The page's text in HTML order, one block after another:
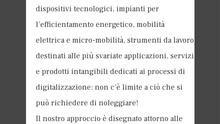
dispositivi tecnologici, impianti per
l’efficientamento energetico, mobilità
elettrica e micro-mobilità, strumenti da lavoro
destinati alle più svariate applicazioni, servizi
e prodotti intangibili dedicati ai processi di
digitalizzazione: non c’è limite a ciò che si
può richiedere di noleggiare!
Il nostro approccio è disegnato attorno alle